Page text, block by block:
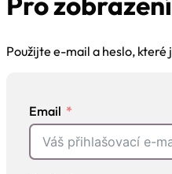
Použijte e-mail a heslo,
Email